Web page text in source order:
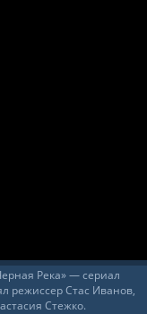
Река» — сериал
режиссер Стас Иванов,
Стежко.